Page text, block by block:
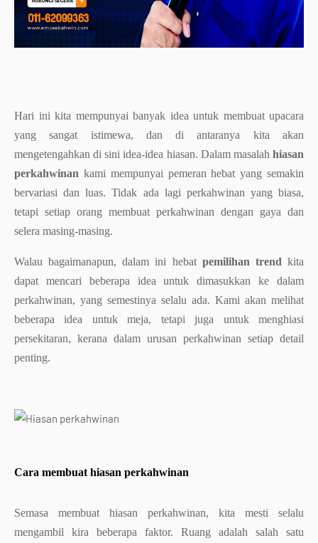
Hari ini kita mempunyai banyak idea untuk membuat upacara
yang sangat istimewa, dan di antaranya kita akan
mengetengahkan di sini idea-idea hiasan. Dalam masalah hiasan
perkahwinan kami mempunyai pemeran hebat yang semakin
bervariasi dan luas. Tidak ada lagi perkahwinan yang biasa,
tetapi setiap orang membuat perkahwinan dengan gaya dan
selera masing-masing.
Walau bagaimanapun, dalam ini hebatpemilihan trend kita
dapat mencari beberapa idea untuk dimasukkan ke dalam
perkahwinan, yang semestinya selalu ada. Kami akan melihat
beberapa idea untuk meja, tetapi juga untuk menghiasi
persekitaran, kerana dalam urusan perkahwinan setiap detail
penting.
Cara membuat hiasan perkahwinan
Semasa membuat hiasan perkahwinan, kita mesti selalu
mengambil kira beberapa faktor. Ruang adalah salah satu